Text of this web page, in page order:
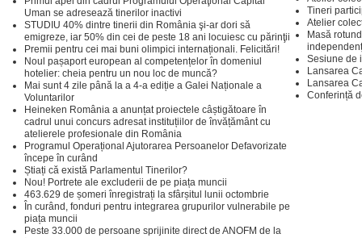
Uman se adresează tinerilor inactivi
STUDIU 40% dintre tinerii din România şi-ar dori să
emigreze, iar 50% din cei de peste 18 ani locuiesc cu părinţii
Premii pentru cei mai buni olimpici internaționali. Felicitări!
Noul pașaport european al competențelor în domeniul
hotelier: cheia pentru un nou loc de muncă?
Mai sunt 4 zile până la a 4-a ediție a Galei Naționale a
Voluntarilor
Heineken România a anunțat proiectele câștigătoare în
cadrul unui concurs adresat instituțiilor de învățământ cu
atelierele profesionale din România
Programul Operațional Ajutorarea Persoanelor Defavorizate
începe în curând
Știați că există Parlamentul Tinerilor?
Nou! Portrete ale excluderii de pe piața muncii
463.629 de șomeri înregistrați la sfârșitul lunii octombrie
În curând, fonduri pentru integrarea grupurilor vulnerabile pe
piața muncii
Peste 33.000 de persoane sprijinite direct de ANOFM de la
Tineri
Atelier
Masă
Sesiune de
Lansarea
Lansarea
Conferință